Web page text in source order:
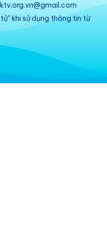
khi sử dụng thông tin từ